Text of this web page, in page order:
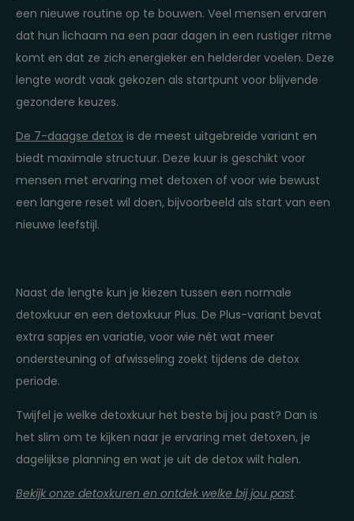
een nieuwe routine op te bouwen. Veel mensen ervaren
dat hun lichaam na een paar dagen in een rustiger ritme
komt en dat ze zich energieker en helderder voelen. Deze
lengte wordt vaak gekozen als startpunt voor blijvende
gezondere keuzes.
De 7-daagse detox is de meest uitgebreide variant en
biedt maximale structuur. Deze kuur is geschikt voor
mensen met ervaring met detoxen of voor wie bewust
een langere reset wil doen, bijvoorbeeld als start van een
nieuwe leefstijl.
Naast de lengte kun je kiezen tussen een normale
detoxkuur en een detoxkuur Plus. De Plus-variant bevat
extra sapjes en variatie, voor wie nét wat meer
ondersteuning of afwisseling zoekt tijdens de detox
periode.
Twijfel je welke detoxkuur het beste bij jou past? Dan is
het slim om te kijken naar je ervaring met detoxen, je
dagelijkse planning en wat je uit de detox wilt halen.
Bekijk onze detoxkuren en ontdek welke bij jou past.